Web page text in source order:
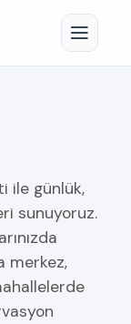
ile günlük,
sunuyoruz.
merkez,